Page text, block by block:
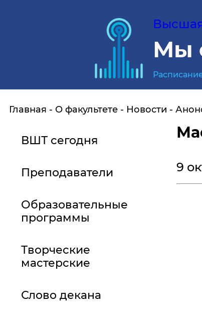
Мы
Главная О факультете Новости
ВШТ сегодня
Преподаватели
Образовательные
программы
Творческие
мастерские
Слово декана
9